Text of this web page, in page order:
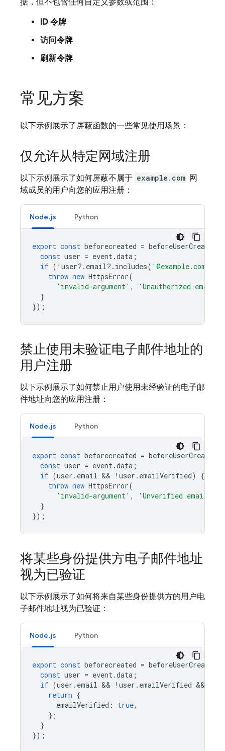
据，但不包含任何自定义参数或范围：
ID 令牌
访问令牌
刷新令牌
常见方案
以下示例展示了屏蔽函数的一些常见使用场景：
仅允许从特定网域注册
以下示例展示了如何屏蔽不属于 example.com 网
域成员的用户向您的应用注册：
Node.js Python
export const beforecreated = beforeUserCreated
const user = event.data ;
if ( ! user? . email? . includes( '@example.com'
throw new HttpsError(
'invalid-argument' , 'Unauthorized email'
}
});
禁止使用未验证电子邮件地址的
用户注册
以下示例展示了如何禁止用户使用未经验证的电子邮
件地址向您的应用注册：
Node.js Python
export const beforecreated = beforeUserCreated
const user = event.data ;
if (user . email && ! user . emailVerified)
{
throw new HttpsError(
'invalid-argument' , 'Unverified email'
}
});
将某些身份提供方电子邮件地址
视为已验证
以下示例展示了如何将来自某些身份提供方的用户电
子邮件地址视为已验证：
Node.js Python
export const beforecreated = beforeUserCreated
const user = event.data ;
if (user . email && ! user . emailVerified &&
return {
emailVerified : true,
};
}
});